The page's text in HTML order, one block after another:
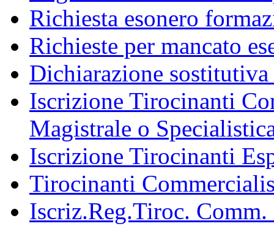
Richiesta esonero
Richieste per mancato
Dichiarazione
Iscrizione Tirocinanti
Magistrale o
Iscrizione Tirocinanti
Tirocinanti
Iscriz.Reg.Tiroc.